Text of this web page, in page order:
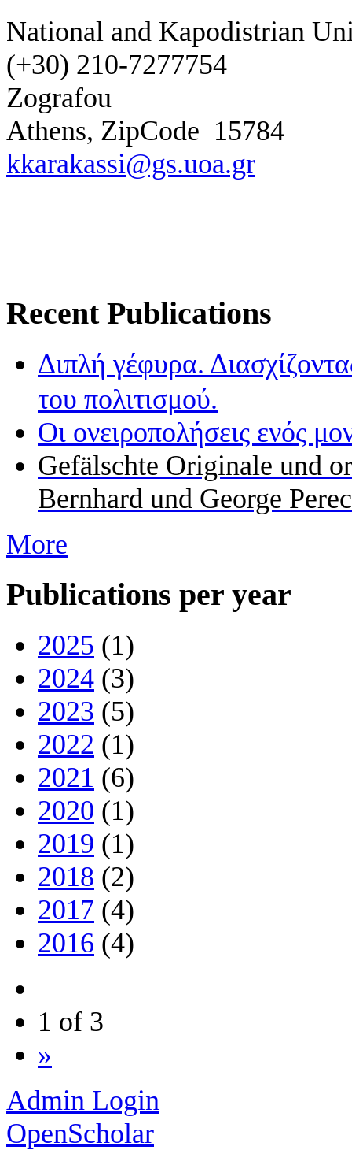
National and Kapodistrian
(+30) 210-7277754
Zografou
Athens, ZipCode 15784
kkarakassi@gs.uoa.gr
Recent Publications
Διπλή γέφυρα.
του πολιτισμού.
Οι ονειροπολήσεις ενός
Gefälschte Originale und
Bernhard und George Perec
More
Publications per year
2025 (1)
2024 (3)
2023 (5)
2022 (1)
2021 (6)
2020 (1)
2019 (1)
2018 (2)
2017 (4)
2016 (4)
1 of 3
»
Admin Login
OpenScholar